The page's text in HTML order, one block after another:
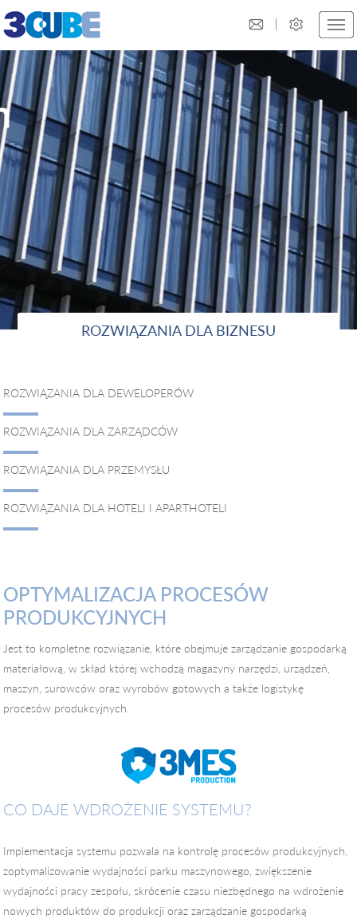
ROZWIĄZANIA DLA BIZNESU
ROZWIĄZANIA DLA DEWELOPERÓW
ROZWIĄZANIA DLA ZARZĄDCÓW
ROZWIĄZANIA DLA PRZEMYSŁU
ROZWIĄZANIA DLA HOTELI I APARTHOTELI
OPTYMALIZACJA PROCESÓW
PRODUKCYJNYCH
Jest to kompletne rozwiązanie, które obejmuje zarządzanie gospodarką
materiałową, w skład której wchodzą magazyny narzędzi, urządzeń,
maszyn, surowców oraz wyrobów gotowych a także logistykę
procesów produkcyjnych.
CO DAJE WDROŻENIE SYSTEMU?
Implementacja systemu pozwala na kontrolę procesów produkcyjnych,
zoptymalizowanie wydajności parku maszynowego, zwiększenie
wydajności pracy zespołu, skrócenie czasu niezbędnego na wdrożenie
nowych produktów do produkcji oraz zarządzanie gospodarką